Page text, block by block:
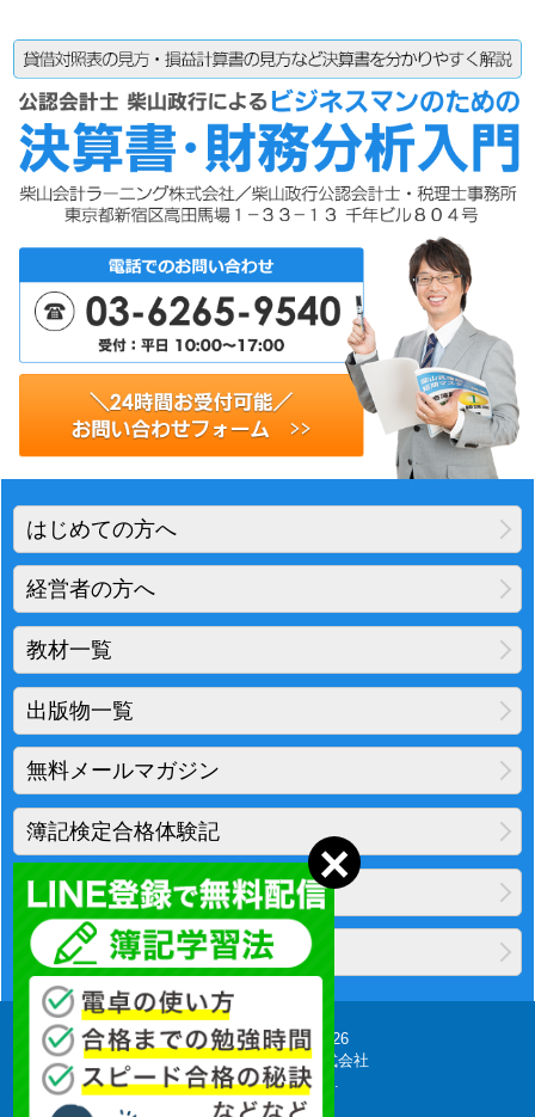
はじめての方へ
経営者の方へ
教材一覧
出版物一覧
無料メールマガジン
簿記検定合格体験記
地図・アクセス
プライバシーポリシー
Copyright(C) 2010-2026
柴山会計ラーニング株式会社
All Rights Reserved.